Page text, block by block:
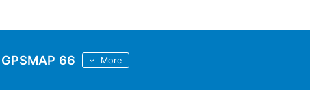
GPSMAP 66 More